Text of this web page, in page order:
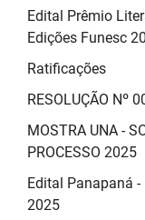
Edital Prêmio
Edições Funesc
Ratificações
RESOLUÇÃO Nº
MOSTRA UNA -
PROCESSO 2025
Edital Panapaná
2025